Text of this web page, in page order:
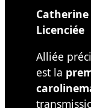
Licenciée
Alliée
est la